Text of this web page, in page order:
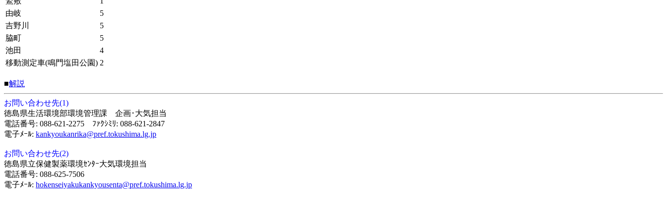
由岐
5
吉野川
5
脇町
5
池田
4
移動測定車(鳴門塩田公園) 2
■解説
お問い合わせ先(1)
徳島県生活環境部環境管理課 企画･大気担当
電話番号: 088-621-2275 ﾌｧｸｼﾐﾘ: 088-621-2847
電子ﾒｰﾙ: kankyoukanrika@pref.tokushima.lg.jp
お問い合わせ先(2)
徳島県立保健製薬環境ｾﾝﾀｰ大気環境担当
電話番号: 088-625-7506
電子ﾒｰﾙ: hokenseiyakukankyousenta@pref.tokushima.lg.jp